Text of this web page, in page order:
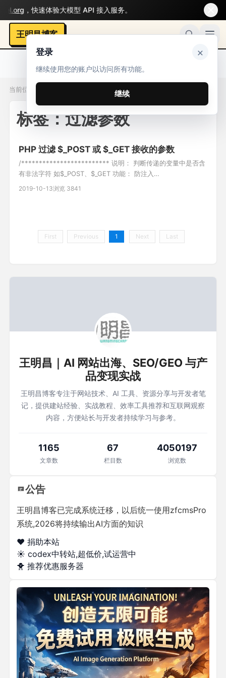
登录 ×
继续使用您的账户以访问所有功能。
继续
，快速体验大模型 API 接入服务。
王明昌博客
当前位置：标签 / 过滤参数
标签：过滤参数
PHP 过滤 $_POST 或 $_GET 接收的参数
/************************* 说明： 判断传递的变量中是否含
有非法字符 如$_POST、$_GET 功能： 防注入
*************************/ //你想要过滤的非法字符
2019-10-13浏览 3841
First Previous 1 Next Last
王明昌｜AI 网站出海、SEO/GEO 与产
品变现实战
王明昌博客专注于网站技术、AI 工具、资源分享与开发者笔
记，提供建站经验、实战教程、效率工具推荐和互联网观察
内容，方便站长与开发者持续学习与参考。
1165
文章数
67
栏目数
4050197
浏览数
公告
王明昌博客已完成系统迁移，以后统一使用zfcmsPro
系统,2026将持续输出AI方面的知识
❤️ 捐助本站
☀️ codex中转站,超低价,试运营中
🐥 推荐优惠服务器